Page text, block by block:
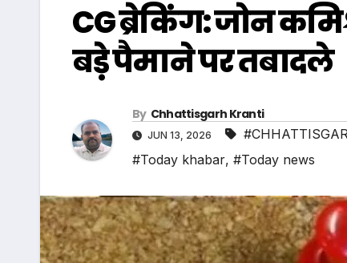
CG ब्रेकिंग: जोन
बड़े पैमाने पर तबादले
By Chhattisgarh Kranti
JUN 13, 2026
#Today khabar, #Today news